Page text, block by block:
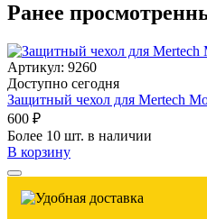
Ранее
Артикул: 9260
Доступно сегодня
Защитный чехол для Mertech
600 ₽
Более 10 шт. в наличии
В корзину